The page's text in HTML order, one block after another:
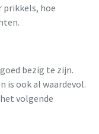
prikkels, hoe
bezig te zijn.
is ook al waardevol.
volgende